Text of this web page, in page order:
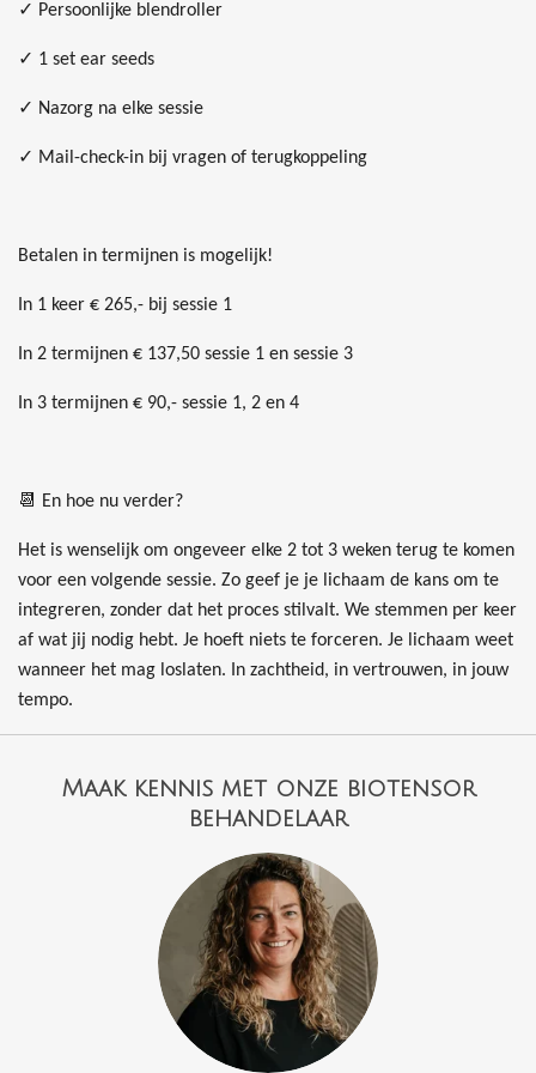
✓ Persoonlijke blendroller
✓ 1 set ear seeds
✓ Nazorg na elke sessie
✓ Mail-check-in bij vragen of terugkoppeling
Betalen in termijnen is mogelijk!
In 1 keer € 265,- bij sessie 1
In 2 termijnen € 137,50 sessie 1 en sessie 3
In 3 termijnen € 90,- sessie 1, 2 en 4
📆 En hoe nu verder?
Het is wenselijk om ongeveer elke 2 tot 3 weken terug te komen
voor een volgende sessie. Zo geef je je lichaam de kans om te
integreren, zonder dat het proces stilvalt. We stemmen per keer
af wat jij nodig hebt. Je hoeft niets te forceren. Je lichaam weet
wanneer het mag loslaten.
In zachtheid, in vertrouwen, in jouw
tempo.
Maak kennis met onze biotensor
behandelaar